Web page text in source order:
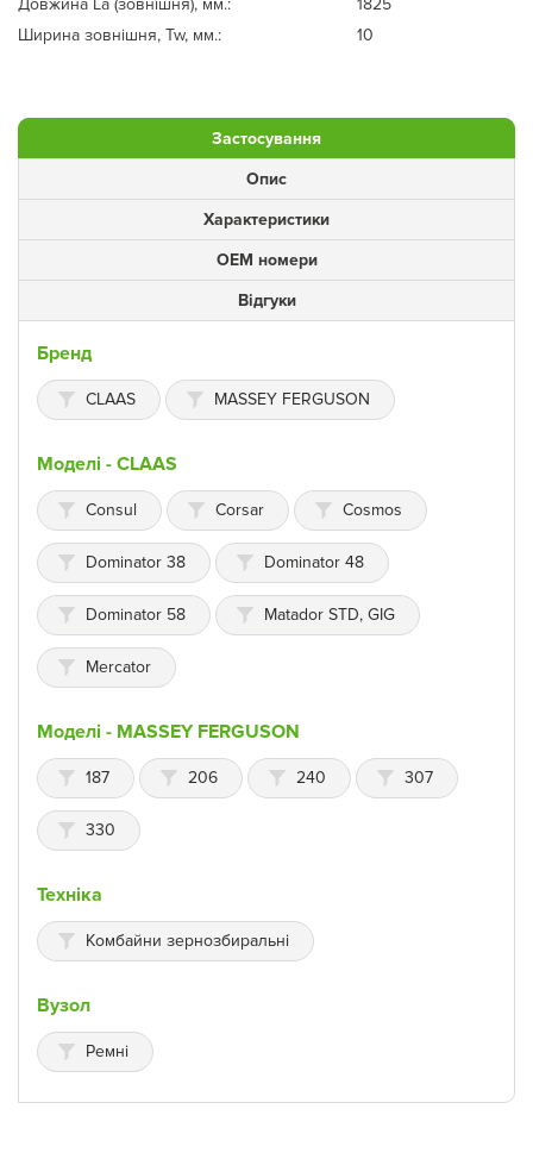
Довжина La (зовнішня), мм.:
1825
Ширина зовнішня, Tw, мм.:
10
Застосування
Опис
Характеристики
ОЕМ номери
Відгуки
Бренд
CLAAS MASSEY FERGUSON
Моделі - CLAAS
Consul Corsar Cosmos
Dominator 38 Dominator 48
Dominator 58 Matador STD, GIG
Mercator
Моделі - MASSEY FERGUSON
187 206 240 307
330
Техніка
Комбайни зернозбиральні
Вузол
Ремні